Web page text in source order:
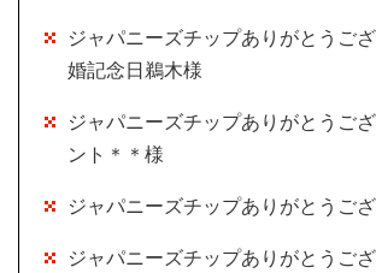
ジャパニーズチップありがとうご
婚記念日鵜木様
ジャパニーズチップありがとうご
ント＊＊様
ジャパニーズチップありがとうご
ジャパニーズチップありがとうご